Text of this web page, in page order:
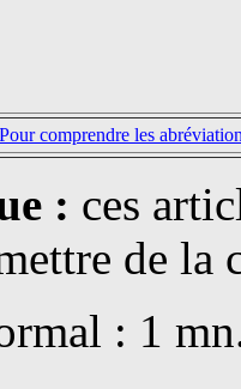
Pour comprendre les
: ces
de la
: 1